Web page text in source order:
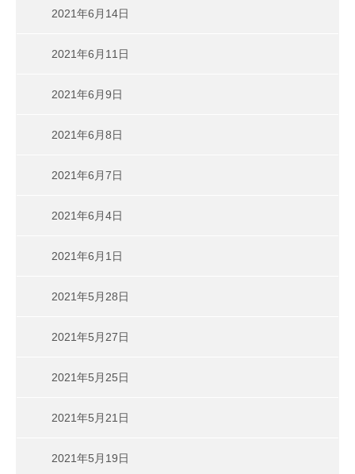
2021年6月14日
2021年6月11日
2021年6月9日
2021年6月8日
2021年6月7日
2021年6月4日
2021年6月1日
2021年5月28日
2021年5月27日
2021年5月25日
2021年5月21日
2021年5月19日